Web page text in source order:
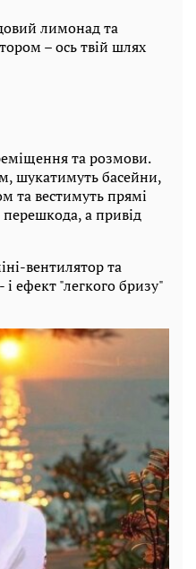
лимонад та
– ось твій шлях
та розмови.
шукатимуть басейни,
та вестимуть прямі
а привід
вентилятор та
ефект "легкого бризу"